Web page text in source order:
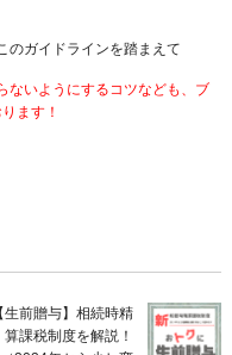
のガイドラインを踏まえて
ないようにするコツなども、ブ
ます！
【生前贈与】相続時精
算課税制度を解説！